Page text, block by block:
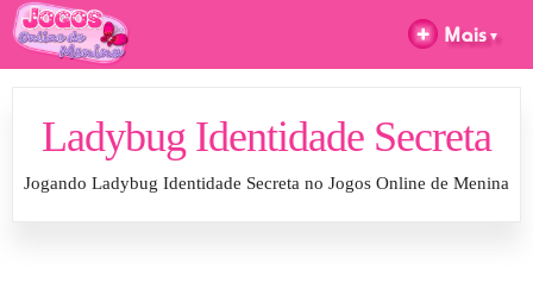
Ladybug Identidade Secreta
Jogando Ladybug Identidade Secreta no Jogos Online de Menina